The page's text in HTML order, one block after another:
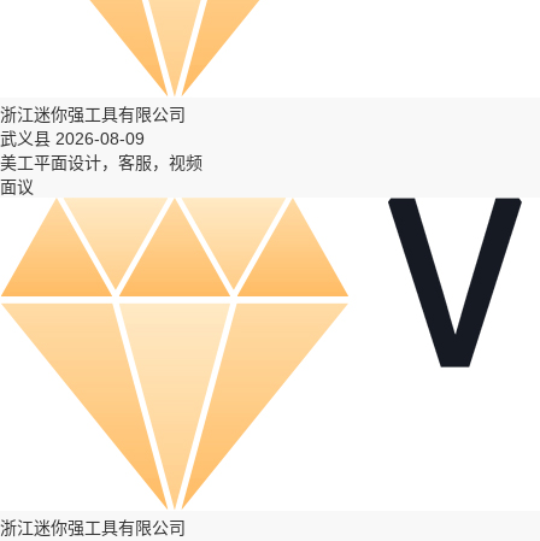
浙江迷你强工具有限公司
武义县 2026-08-09
美工平面设计，客服，视频
面议
浙江迷你强工具有限公司